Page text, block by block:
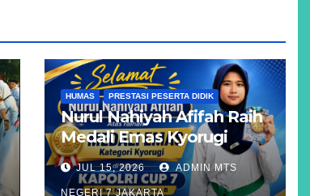
HUMAS PRESTASI PESERTA DIDIK
Nurul Nahiyah Afifah Raih
Medali Emas Kyorugi
pada KAPOLRI CUP 7
Tingkat Nasional Grade B
JUL 15, 2026 ADMIN MTS
NEGERI 7 JAKARTA